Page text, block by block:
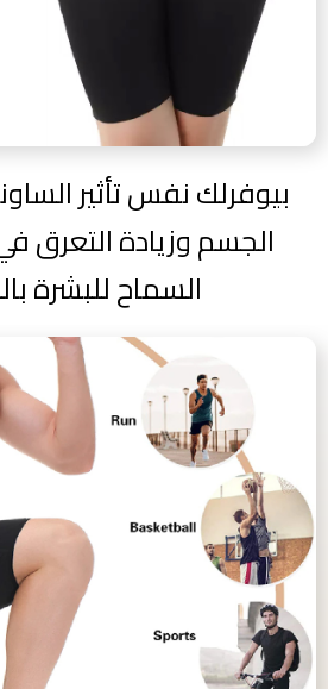
بيوفرلك نفس تأثير
الجسم وزيادة التعرق
السماح للبشرة